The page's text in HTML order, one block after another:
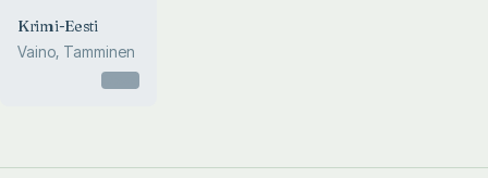
Krimi-Eesti
Vaino, Tamminen